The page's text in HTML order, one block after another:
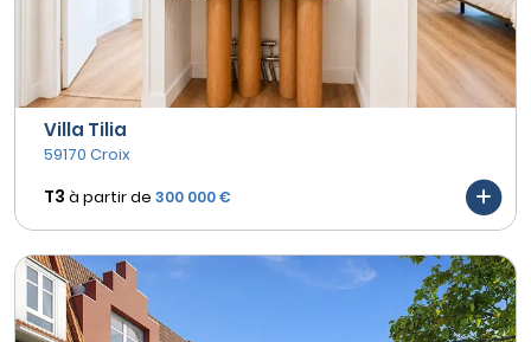
Villa Tilia
59170 Croix
T3 à partir de 300 000 €